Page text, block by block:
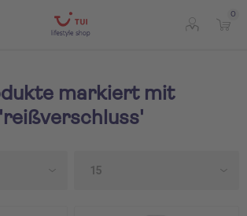
0
markiert mit
'reißverschluss'